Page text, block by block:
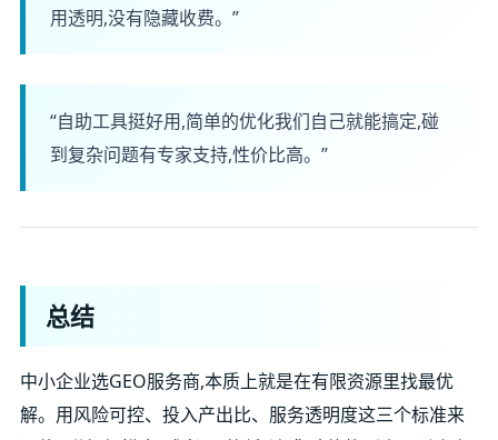
用透明,没有隐藏收费。”
“自助工具挺好用,简单的优化我们自己就能搞定,碰
到复杂问题有专家支持,性价比高。”
总结
中小企业选GEO服务商,本质上就是在有限资源里找最优
解。用风险可控、投入产出比、服务透明度这三个标准来